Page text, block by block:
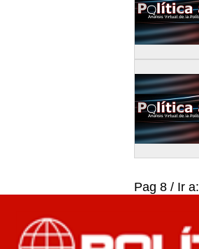
Pag 8 / Ir a: